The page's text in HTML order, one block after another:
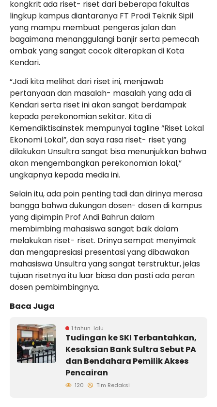
kongkrit ada riset- riset dari beberapa fakultas
lingkup kampus diantaranya FT Prodi Teknik Sipil
yang mampu membuat pengeras jalan dan
bagaimana menanggulangi banjir serta pemecah
ombak yang sangat cocok diterapkan di Kota
Kendari.
“Jadi kita melihat dari riset ini, menjawab
pertanyaan dan masalah- masalah yang ada di
Kendari serta riset ini akan sangat berdampak
kepada perekonomian sekitar. Kita di
Kemendiktisainstek mempunyai tagline “Riset Lokal
Ekonomi Lokal”, dan saya rasa riset- riset yang
dilakukan Unsultra sangat bisa menunjukkan bahwa
akan mengembangkan perekonomian lokal,”
ungkapnya kepada media ini.
Selain itu, ada poin penting tadi dan dirinya merasa
bangga bahwa dukungan dosen- dosen di kampus
yang dipimpin Prof Andi Bahrun dalam
membimbing mahasiswa sangat baik dalam
melakukan riset- riset. Drinya sempat menyimak
dan mengapresiasi presentasi yang dibawakan
mahasiswa Unsultra yang sangat terstruktur, jelas
tujuan risetnya itu luar biasa dan pasti ada peran
dosen pembimbingnya.
Baca Juga
1 tahun lalu
Tudingan ke SKI Terbantahkan,
Kesaksian Bank Sultra Sebut PA
dan Bendahara Pemilik Akses
Pencairan
120 Tim Redaksi